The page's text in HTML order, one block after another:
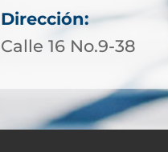
Dirección:
Calle 16 No.9-38